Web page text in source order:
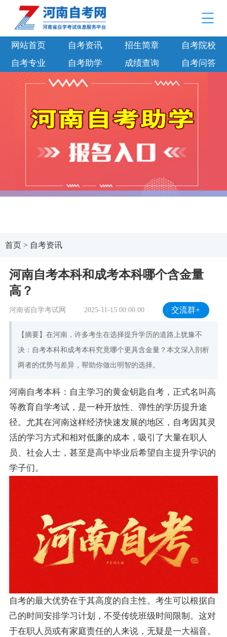
网站首页 自考资讯 招生简章
自考院校
自考专业
自考助学 成绩查询 自考问答
首页> 自考资讯
河南自考本科和成考本科哪个含金量
高？
河南省自学考试网 2025-11-15 00:00:00 交流群+
【摘要】在河南，许多考生在选择提升学历的道路上犹豫不
决：自考本科和成考本科究竟哪个更具含金量？本文深入剖析
两者的优势与差异，帮助你做出明智的选择。
河南自考本科：自主学习的黄金钥匙自考，正式名叫高
等教育自学考试，是一种开放性、弹性的学历提升途
径。尤其在河南这样经济快速发展的地区，自考因其灵
活的学习方式和相对低廉的成本，吸引了大量在职人
员、社会人士，甚至是高中毕业后希望自主提升学识的
学子们。
自考的最大优势在于其高度的自主性。考生可以根据自
己的时间安排学习计划，不受传统班级时间限制。这对
于在职人员或有家庭责任的人来说，无疑是一大福音。